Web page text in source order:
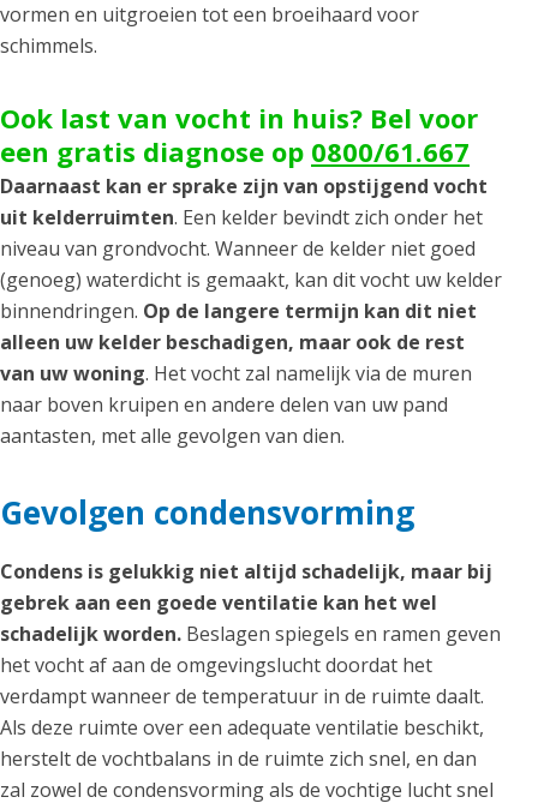
vormen en uitgroeien tot een broeihaard voor
schimmels.
Ook last van vocht in huis? Bel voor
een gratis diagnose op 0800/61.667
Daarnaast kan er sprake zijn van opstijgend vocht
uit kelderruimten. Een kelder bevindt zich onder het
niveau van grondvocht. Wanneer de kelder niet goed
(genoeg) waterdicht is gemaakt, kan dit vocht uw kelder
binnendringen. Op de langere termijn kan dit niet
alleen uw kelder beschadigen, maar ook de rest
van uw woning. Het vocht zal namelijk via de muren
naar boven kruipen en andere delen van uw pand
aantasten, met alle gevolgen van dien.
Gevolgen condensvorming
Condens is gelukkig niet altijd schadelijk, maar bij
gebrek aan een goede ventilatie kan het wel
schadelijk worden. Beslagen spiegels en ramen geven
het vocht af aan de omgevingslucht doordat het
verdampt wanneer de temperatuur in de ruimte daalt.
Als deze ruimte over een adequate ventilatie beschikt,
herstelt de vochtbalans in de ruimte zich snel, en dan
zal zowel de condensvorming als de vochtige lucht snel